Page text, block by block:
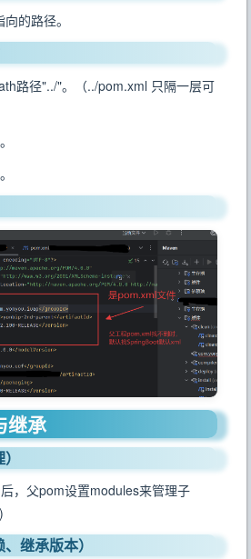
的路径。
路径"../"。（../pom.xml 只隔一层可
继承
，父pom设置modules来管理子
继承版本）